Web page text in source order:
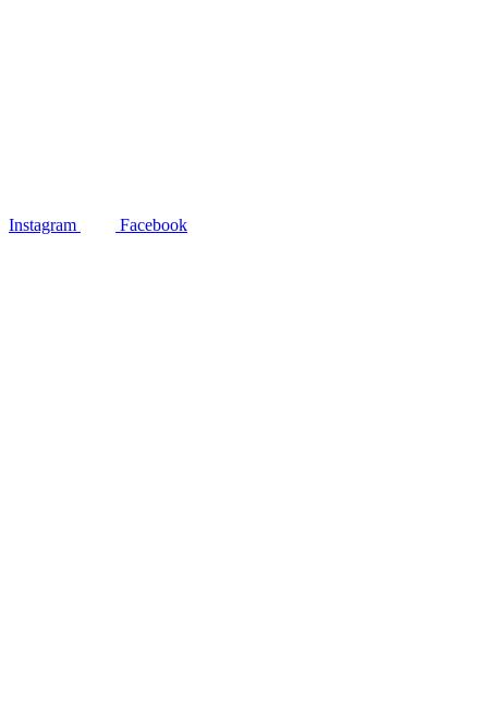
Instagram Facebook